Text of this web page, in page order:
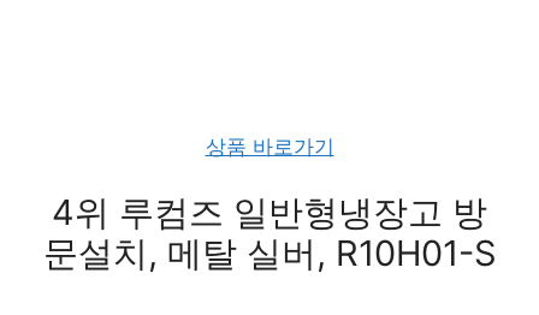
상품 바로가기
4위 루컴즈 일반형냉장고 방
문설치, 메탈 실버, R10H01-S